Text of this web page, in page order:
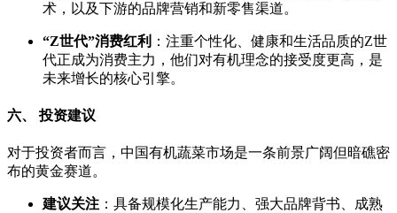
术，以及下游的品牌营销和新零售渠道。
“Z世代”消费红利 ：注重个性化、健康和生活品质的Z世
代正成为消费主力，他们对有机理念的接受度更高，是
未来增长的核心引擎。
六、 投资建议
对于投资者而言，中国有机蔬菜市场是一条前景广阔但暗礁密
布的黄金赛道。
建议关注 ：具备规模化生产能力、强大品牌背书、成熟